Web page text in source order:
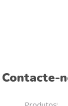
Contacte-